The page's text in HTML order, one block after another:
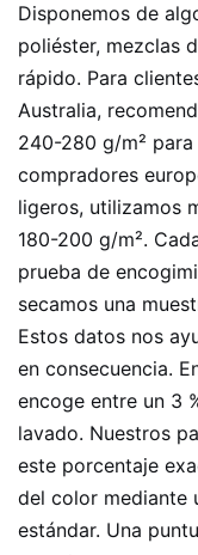
Disponemos de
poliéster, mezclas
rápido. Para
Australia,
240-280 g/m²
compradores
ligeros, utilizamos
180-200 g/m².
prueba de
secamos una
Estos datos nos
en consecuencia.
encoge entre un 3
lavado. Nuestros
este porcentaje
del color mediante
estándar. Una